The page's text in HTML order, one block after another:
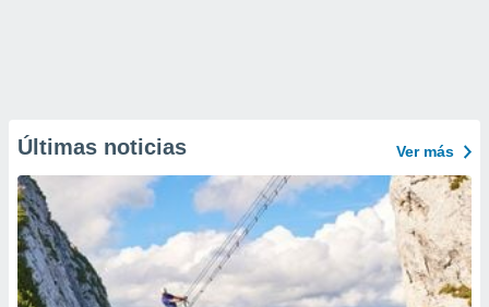
Últimas noticias Ver más